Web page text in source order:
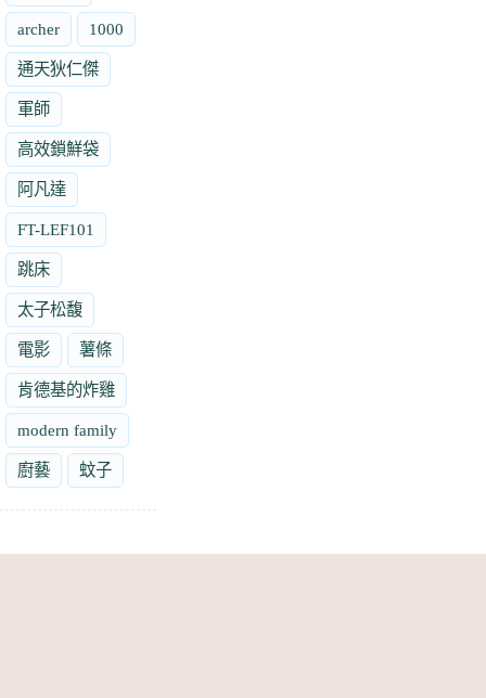
archer 1000
通天狄仁傑
軍師
高效鎖鮮袋
阿凡達
FT-LEF101
跳床
太子松馥
電影 薯條
肯德基的炸雞
modern family
廚藝 蚊子